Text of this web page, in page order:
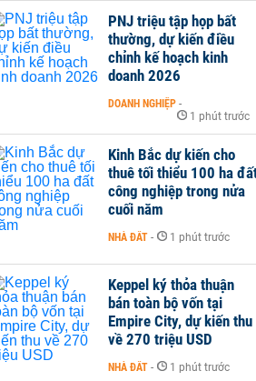
PNJ triệu tập họp bất
thường, dự kiến điều
chỉnh kế hoạch kinh
doanh 2026
DOANH NGHIỆP -
1 phút trước
Kinh Bắc dự kiến cho
thuê tối thiểu 100 ha
công nghiệp trong nửa
cuối năm
NHÀ ĐẤT - 1 phút trước
Keppel ký thỏa thuận
bán toàn bộ vốn tại
Empire City, dự kiến thu
về 270 triệu USD
NHÀ ĐẤT - 1 phút trước